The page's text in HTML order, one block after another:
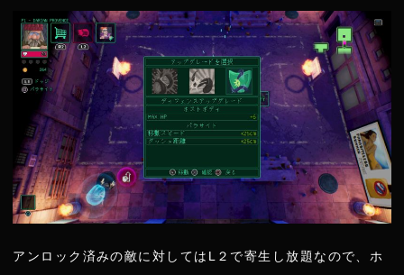
アンロック済みの敵に対してはL２で寄生し放題なので、ホ